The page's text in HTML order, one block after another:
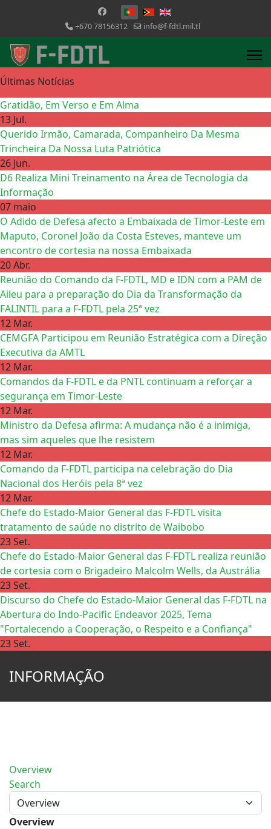
Escolha o seu idioma
+670 78156312 info@f-fdtl.mil.tl
Últimas Notícias
Gratidão, Em Verso e Em Alma
13 Jul.
Querido Irmão, Camarada, Companheiro Da Mesma
Trincheira Da Nossa Luta Patriótica
26 Jun.
D6 Realiza Mini Treinamento na Área de Tecnologia da
Informação
07 maio
O Adido de Defesa afecto a Embaixada de Timor-Leste em
Maputo, Coronel João da Costa Esteves, manteve um
encontro de cortesia na nossa Embaixada
20 Abr.
Reunião do Comando da F-FDTL, MD e IDN com a PAM de
Aileu para a preparação do Dia da Transformação da
FALINTIL para a F-FDTL pela 25ª vez
12 Mar.
CEMGFA Participou em Reunião Estratégica com a Direção
Executiva da AMTL
12 Mar.
Comandos da F-FDTL e da PNTL continuam a reforçar a
segurança em Timor-Leste
12 Mar.
Ministro da Defesa afirma: A mudança não é a inimiga,
mas sim aqueles que lhe resistem
12 Mar.
Comando da F-FDTL participa na celebração do Dia
Nacional dos Heróis pela 8ª vez
12 Mar.
Chefe do Estado-Maior General das F-FDTL visita
tratamento de saúde no distrito de Waibobo
23 Set.
Chefe do Estado-Maior General das F-FDTL realiza reunião
de cortesia com o Brigadeiro Malcolm Wells, da Austrália
23 Set.
Discurso do Chefe do Estado-Maior General das F-FDTL na
Abertura do Indo-Pacific Endeavor 2025, Tema
"Fortalecendo a Cooperação, o Respeito e a Confiança"
23 Set.
INFORMAÇÃO
Overview
Search
Overview